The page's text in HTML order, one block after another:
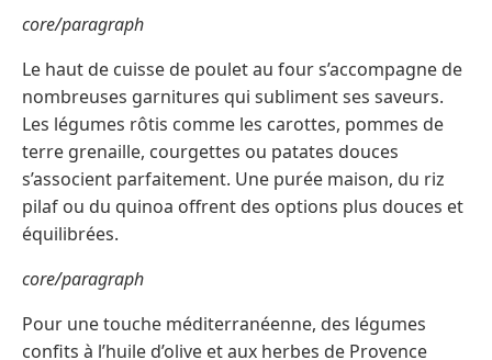
core/paragraph
Le haut de cuisse de poulet au four s’accompagne de
nombreuses garnitures qui subliment ses saveurs.
Les légumes rôtis comme les carottes, pommes de
terre grenaille, courgettes ou patates douces
s’associent parfaitement. Une purée maison, du riz
pilaf ou du quinoa offrent des options plus douces et
équilibrées.
core/paragraph
Pour une touche méditerranéenne, des légumes
confits à l’huile d’olive et aux herbes de Provence